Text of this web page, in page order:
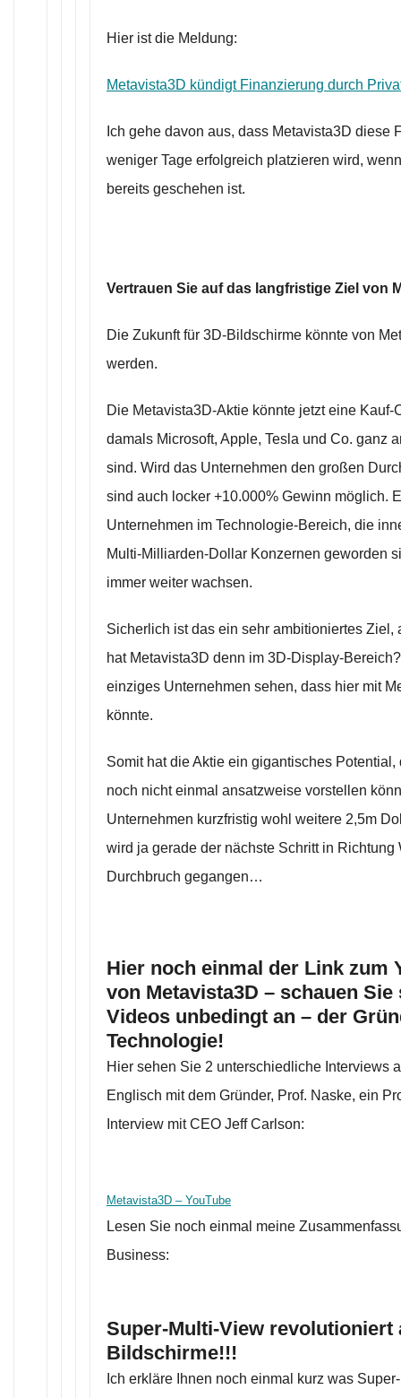
Hier ist die Meldung:
Metavista3D kündigt Finanzierung durch
Ich gehe davon aus, dass Metavista3D diese
weniger Tage erfolgreich platzieren wird,
bereits geschehen ist.
Vertrauen Sie auf das langfristige Ziel von
Die Zukunft für 3D-Bildschirme könnte von
werden.
Die Metavista3D-Aktie könnte jetzt eine Kauf-
damals Microsoft, Apple, Tesla und Co. ganz
sind. Wird das Unternehmen den großen
sind auch locker +10.000% Gewinn möglich.
Unternehmen im Technologie-Bereich, die
Multi-Milliarden-Dollar Konzernen geworden
immer weiter wachsen.
Sicherlich ist das ein sehr ambitioniertes Ziel,
hat Metavista3D denn im 3D-Display-
einziges Unternehmen sehen, dass hier mit
könnte.
Somit hat die Aktie ein gigantisches
noch nicht einmal ansatzweise vorstellen
Unternehmen kurzfristig wohl weitere 2,5m
wird ja gerade der nächste Schritt in Richtung
Durchbruch gegangen…
Hier noch einmal der Link zum
von Metavista3D – schauen Sie
Videos unbedingt an – der
Technologie!
Hier sehen Sie 2 unterschiedliche Interviews
Englisch mit dem Gründer, Prof. Naske, ein
Interview mit CEO Jeff Carlson:
Metavista3D – YouTube
Lesen Sie noch einmal meine
Business:
Super-Multi-View revolutioniert
Bildschirme!!!
Ich erkläre Ihnen noch einmal kurz was